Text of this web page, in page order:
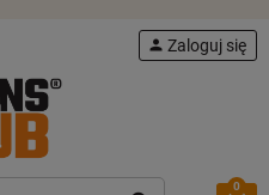
person Zaloguj się
0